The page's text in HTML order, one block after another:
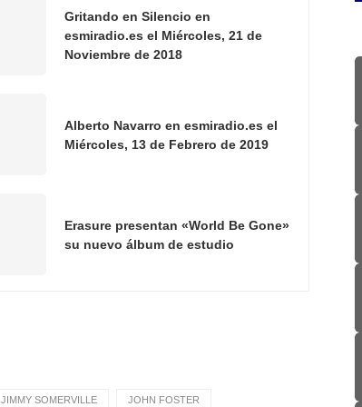
Gritando en Silencio en
esmiradio.es el Miércoles, 21 de
Noviembre de 2018
Alberto Navarro en esmiradio.es el
Miércoles, 13 de Febrero de 2019
Erasure presentan «World Be Gone»
su nuevo álbum de estudio
JIMMY SOMERVILLE JOHN FOSTER